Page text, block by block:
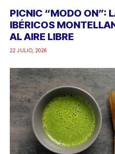
PICNIC “MODO ON”:
IBÉRICOS
AL AIRE LIBRE
22 JULIO, 2026